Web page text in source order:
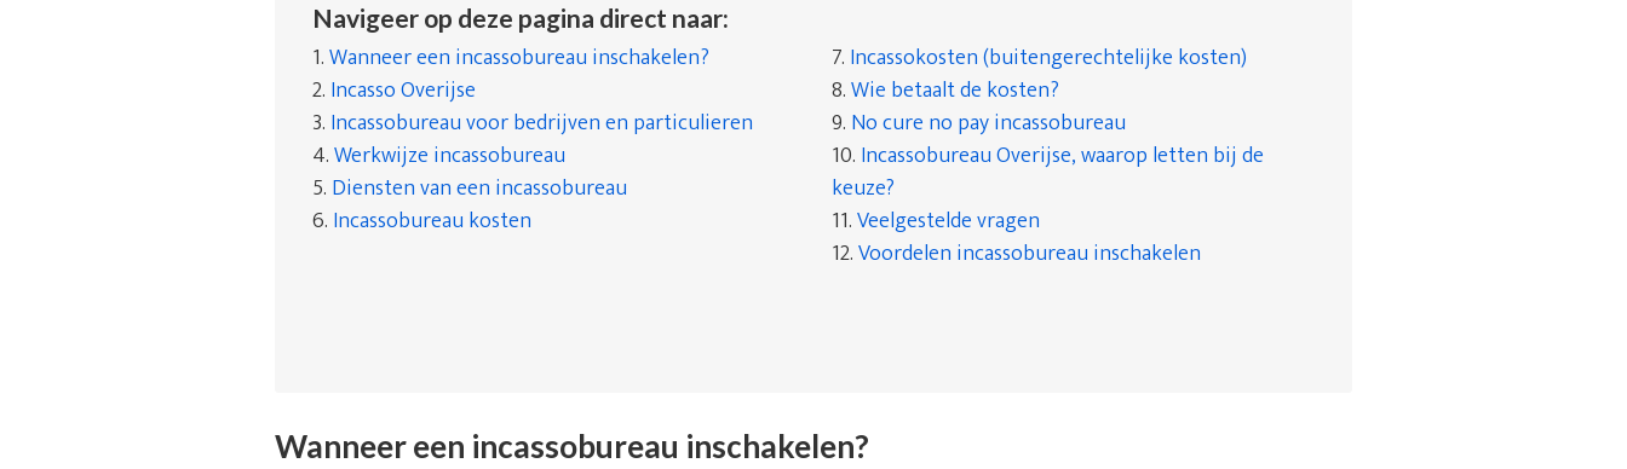
Navigeer op deze pagina direct naar:
1.Wanneer een incassobureau inschakelen?
2. Incasso Overijse
3. Incassobureau voor bedrijven en particulieren
4.Werkwijze incassobureau
5. Diensten van een incassobureau
6. Incassobureau kosten
7. Incassokosten (buitengerechtelijke kosten)
8.Wie betaalt de kosten?
9. No cure no pay incassobureau
10. Incassobureau Overijse, waarop letten bij de
keuze?
11.Veelgestelde vragen
12.Voordelen incassobureau inschakelen
Wanneer een incassobureau inschakelen?